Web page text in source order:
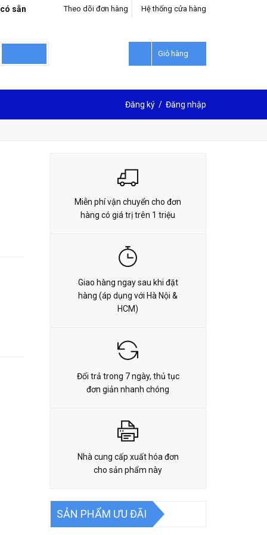
sẵn Hệ thống cửa hàng
Theo dõi đơn hàng
Giỏ hàng
Đăng ký / Đăng nhập
LIÊN HỆ ĐẶT HÀNG
Miễn phí vận chuyển cho đơn
hàng có giá trị trên 1 triệu
Giao hàng ngay sau khi đặt
hàng (áp dụng với Hà Nội &
HCM)
Đổi trả trong 7 ngày, thủ tục
đơn giản nhanh chóng
Nhà cung cấp xuất hóa đơn
cho sản phẩm này
SẢN PHẨM ƯU ĐÃI